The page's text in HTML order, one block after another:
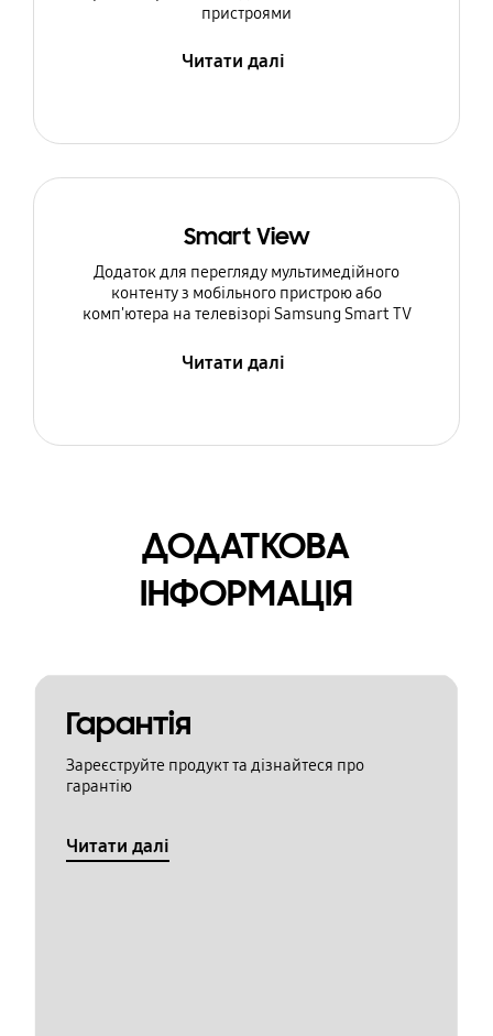
пристроями
Читати далі
Smart View
Додаток для перегляду мультимедійного
контенту з мобільного пристрою або
комп'ютера на телевізорі Samsung Smart TV
Читати далі
ДОДАТКОВА
ІНФОРМАЦІЯ
Гарантія
Зареєструйте продукт та дізнайтеся про
гарантію
Читати далі